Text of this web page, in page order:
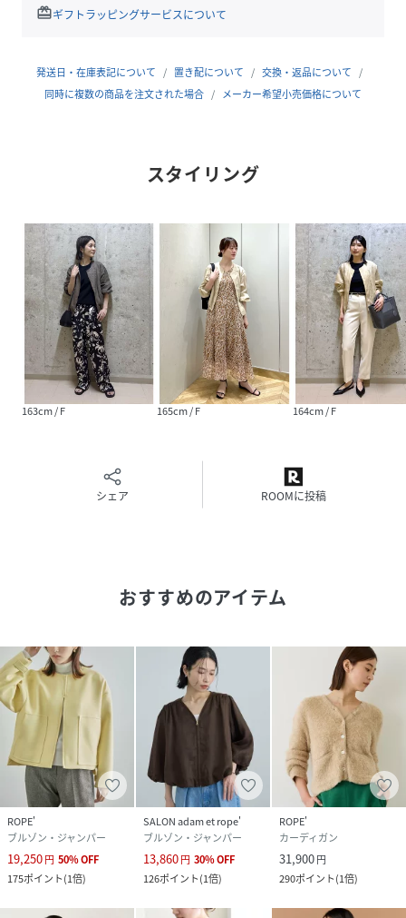
【おすすめのスタイリング】
冷房対策や紫外線対策としても大活躍する、持ち運びにも便
利な夏の軽アウターです。
施すことで、驚くほど柔らかく肌に優しい質感に仕上げまし
適。着込むほどに風合いが増し、自分らしく馴染んでいく過
程も楽しめる、こだわりの素材感です。
----------------------------
透け感：ベージュ(27)のみややあり
裏地：なし
伸縮性：なし
光沢感：ややあり
生地の厚さ：中間
ポケット：あり
----------------------------
【モデル情報】
モデル身長:175cm 着用サイズ:F
ウォッシュリネンベーシックシャツ（品番:GGH26210）
※画像の商品はサンプルです。実際の商品と仕様、加工、サ
イズが異なる場合がございます。
※撮影場所やライティング、お使いのモニター環境によって
色の見え方が異なる場合がございます。
※商品のカラーは画像の色味をご参照ください。動画は仕様
説明のため、色味が実物と異なる場合がございます。
性別タイプ レディース
原産国
ベージュ（27）：ベトナム｜カーキ（36）：ベ
トナム｜カーキ系（38）：ベトナム製｜ブルー
（44）：ベトナム
redeemギフトラッピングサービスについて
発送日・在庫表記について 置き配について
交換・返品について
同時に複数の商品を注文された場合
メーカー希望小売価格について
スタイリング
163cm / F 165cm / F 164cm / F
シェア ROOMに投稿
おすすめのアイテム
ROPE'
ブルゾン・ジャンパー
19,250円 50%OFF
175ポイント(1倍)
SALON adam et rope'
ブルゾン・ジャンパー
13,860円 30%OFF
126ポイント(1倍)
ROPE'
カーディガン
31,900円
290ポイント(1倍)